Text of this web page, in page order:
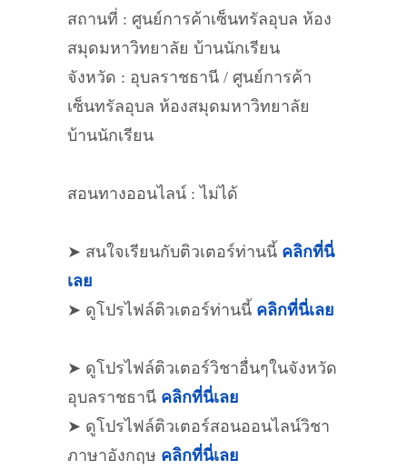
สถานที่ : ศูนย์การค้าเซ็นทรัลอุบล ห้อง
สมุดมหาวิทยาลัย บ้านนักเรียน
จังหวัด : อุบลราชธานี / ศูนย์การค้า
เซ็นทรัลอุบล ห้องสมุดมหาวิทยาลัย
บ้านนักเรียน
สอนทางออนไลน์ : ไม่ได้
➤ สนใจเรียนกับติวเตอร์ท่านนี้ คลิกที่นี่
เลย
➤ ดูโปรไฟล์ติวเตอร์ท่านนี้ คลิกที่นี่เลย
➤ ดูโปรไฟล์ติวเตอร์วิชาอื่นๆในจังหวัด
อุบลราชธานี คลิกที่นี่เลย
➤ ดูโปรไฟล์ติวเตอร์สอนออนไลน์วิชา
ภาษาอังกฤษ คลิกที่นี่เลย